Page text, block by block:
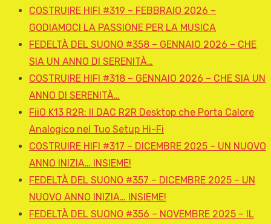
COSTRUIRE HIFI #319 – FEBBRAIO 2026 –
GODIAMOCI LA PASSIONE PER LA MUSICA
FEDELTÀ DEL SUONO #358 – GENNAIO 2026 – CHE
SIA UN ANNO DI SERENITÀ…
COSTRUIRE HIFI #318 – GENNAIO 2026 – CHE SIA UN
ANNO DI SERENITÀ…
FiiO K13 R2R: Il DAC R2R Desktop che Porta Calore
Analogico nel Tuo Setup Hi-Fi
COSTRUIRE HIFI #317 – DICEMBRE 2025 – UN NUOVO
ANNO INIZIA… INSIEME!
FEDELTÀ DEL SUONO #357 – DICEMBRE 2025 – UN
NUOVO ANNO INIZIA… INSIEME!
FEDELTÀ DEL SUONO #356 – NOVEMBRE 2025 – IL